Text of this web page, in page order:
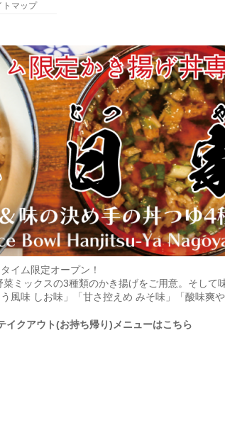
トマップ
イム限定オープン！
ミックスの3種類のかき揚げをご用意。そして
風味 しお味」「甘さ控えめ みそ味」「酸味爽
イクアウト(お持ち帰り)メニューはこちら